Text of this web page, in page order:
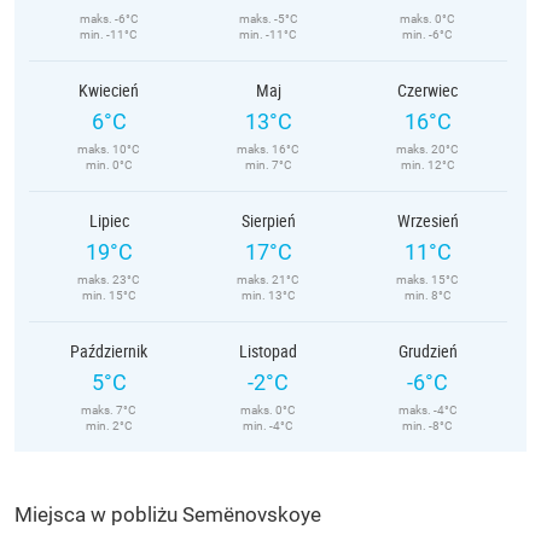
maks. -6°C
min. -11°C
maks. -5°C
min. -11°C
maks. 0°C
min. -6°C
Kwiecień
6°C
maks. 10°C
min. 0°C
Maj
13°C
maks. 16°C
min. 7°C
Czerwiec
16°C
maks. 20°C
min. 12°C
Lipiec
19°C
maks. 23°C
min. 15°C
Sierpień
17°C
maks. 21°C
min. 13°C
Wrzesień
11°C
maks. 15°C
min. 8°C
Październik
5°C
maks. 7°C
min. 2°C
Listopad
-2°C
maks. 0°C
min. -4°C
Grudzień
-6°C
maks. -4°C
min. -8°C
Miejsca w pobliżu Semënovskoye